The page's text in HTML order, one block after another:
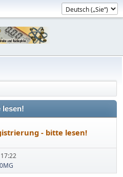
lesen!
- bitte lesen!